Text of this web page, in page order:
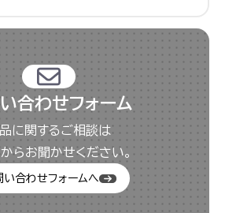
合わせフォーム
に関するご相談は
らお聞かせください。
い合わせフォームへ